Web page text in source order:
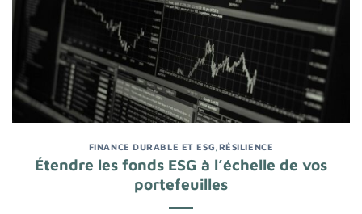
FINANCE DURABLE ET ESG RÉSILIENCE
Étendre les fonds ESG à l’échelle de vos
portefeuilles